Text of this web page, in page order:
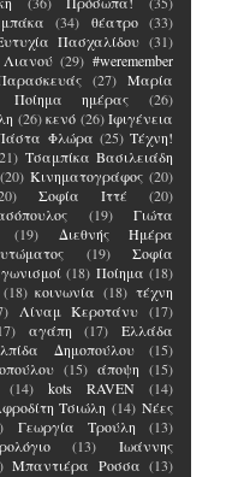
(34) θέατρο (33)
Πασχαλίδου (31)
(29) #weremember
(27) Μαρία
Ποίημα ημέρας
(26)
(26) κενό (26) Ιφιγένεια
Φλώρα (25) Τέχνη!
Τσαμπίκα Βασιλειάδη
(20) Κινηματογράφος (20)
Σοφία Ιττέ
(20)
(19)
Γιώτα
(19)
Διεθνής Ημέρα
(19)
Σοφία
(18) Ποίημα (18)
(18) κοινωνία (18) τέχνη
Λίναμ Κεροτάνυ (17)
αγάπη (17)
Ελλάδα
Δημοπούλου
(15)
(15) άποψη (15)
(14) kots RAVEN
(14)
Τσιώλη (14) Νέες
Γεωργία Τρούλη
(13)
(13)
Ιωάννης
Μπαντιέρα Ροσσα (13)